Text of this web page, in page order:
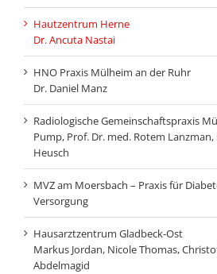
Hautzentrum Herne
Dr. Ancuta Nastai
HNO Praxis Mülheim an der Ruhr
Dr. Daniel Manz
Radiologische Gemeinschaftspraxis
Pump, Prof. Dr. med. Rotem
Heusch
MVZ am Moersbach – Praxis für
Versorgung
Hausarztzentrum Gladbeck-Ost
Markus Jordan, Nicole Thomas,
Abdelmagid